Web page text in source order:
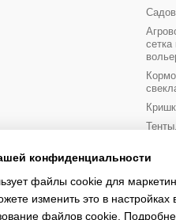
конфиденциальности
файлы cookie для
изменить это в
файлов cookie.